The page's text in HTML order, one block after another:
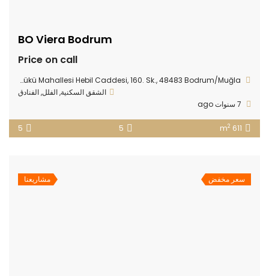
BO Viera Bodrum
Price on call
Göltürkbükü Mahallesi Hebil Caddesi, 160. Sk., 48483 Bodrum/Muğla
الشقق السكنية,الفلل,الفنادق
611 m
2
5
5
سعر مخفض مشاريعنا